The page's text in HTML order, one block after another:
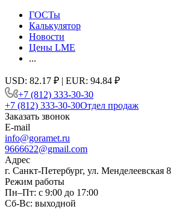
ГОСТы
Калькулятор
Новости
Цены LME
...
USD: 82.17 ₽ | EUR: 94.84 ₽
+7 (812) 333-30-30
+7 (812) 333-30-30Отдел продаж
Заказать звонок
E-mail
info@goramet.ru
9666622@gmail.com
Адрес
г. Санкт-Петербург, ул. Менделеевская 8
Режим работы
Пн–Пт: с 9:00 до 17:00
Сб-Вс: выходной